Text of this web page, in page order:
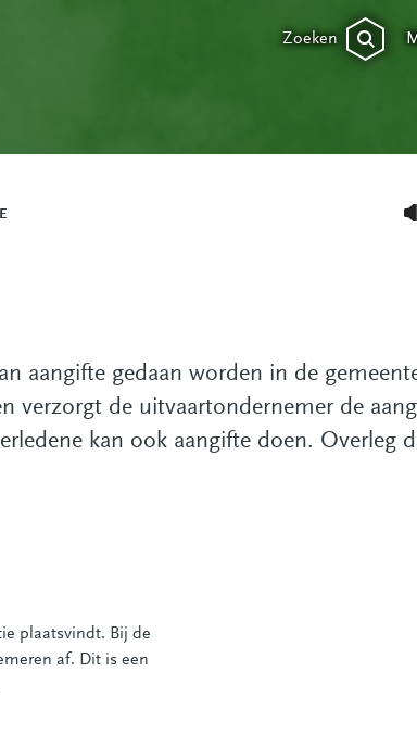
Zoeken
aangifte gedaan worden in de
verzorgt de uitvaartondernemer de
kan ook aangifte doen. Overleg
plaatsvindt. Bij de
af. Dit is een